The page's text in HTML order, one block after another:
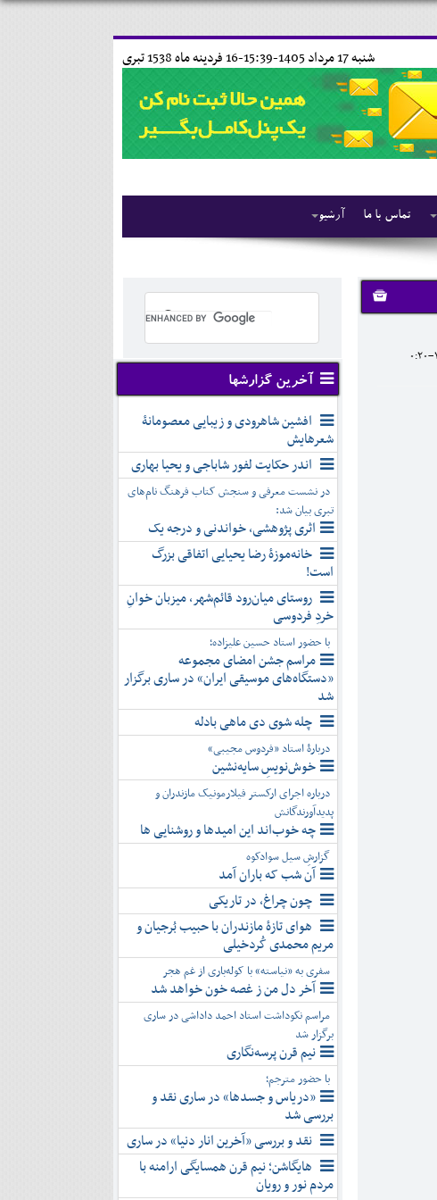
16 فردينه ماه 1538 تبری شنبه 17 مرداد 1405-15:39-
آرشیو تماس با ما
آخرین گزارشها
افشین شاهرودی و زیبایی معصومانۀ
شعرهایش
اندر حکایت لفور شاباجی و یحیا بهاری
در نشست معرفی و سنجش کتاب فرهنگ نام‌های
تبری بیان شد:
اثری پژوهشی، خواندنی و درجه یک
خانه‌موزۀ رضا یحیایی اتفاقی بزرگ
است!
روستای میان‌رود قائم‌شهر، میزبان خوانِ
خردِ فردوسی
با حضور استاد حسین علیزاده؛
مراسم جشن امضای مجموعه
«دستگاه‌های موسیقی ایران» در ساری برگزار
شد
چله شوی دی ماهی بادله
دربارۀ استاد «فردوس مجیبی»
خوش‌نویسِ سایه‌نشین
درباره اجرای ارکستر فیلارمونیک مازندران و
پدیدآورندگانش
چه خوب‌اند این امیدها و روشنایی ها
گزارشِ سیل سوادکوه
آن شب که باران آمد
چون چراغ، در تاریکی
هوای تازۀ مازندران با حبیب بُرجیان و
مریم محمدی کُردخیلی
سفری به «نیاسته» با کوله‌باری از غم هجر
آخر دل من ز غصه خون خواهد شد
مراسم نکوداشت استاد احمد داداشی در ساری
برگزار شد
نیم قرن پرسه‌نگاری
با حضور مترجم؛
«دریاس و جسدها» در ساری نقد و
بررسی شد
نقد و بررسی «آخرین انار دنیا» در ساری
هایگاشن؛ نیم قرن همسایگی ارامنه با
مردم نور و رویان